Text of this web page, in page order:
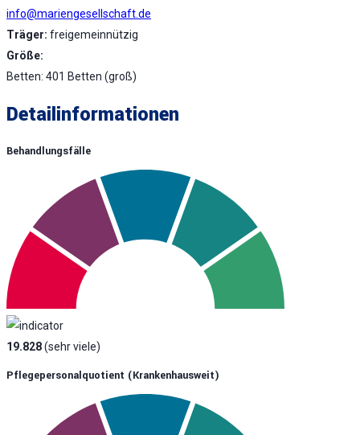
info@mariengesellschaft.de
Träger: freigemeinnützig
Größe:
Betten: 401 Betten (groß)
Detailinformationen
Behandlungsfälle
19.828(sehr viele)
Pflegepersonalquotient (krankenhausweit)